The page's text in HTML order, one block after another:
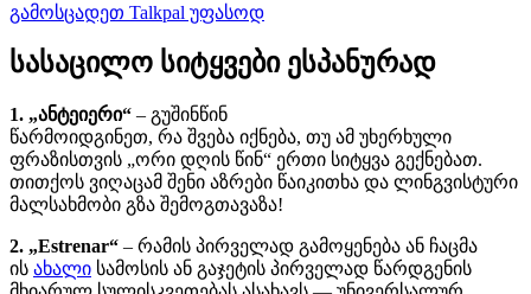
გამოსცადეთ Talkpal უფასოდ
სასაცილო სიტყვები ესპანურად
1. „ანტეიერი“ – გუშინწინ
წარმოიდგინეთ, რა შვება იქნება, თუ ამ უხერხული
ფრაზისთვის „ორი დღის წინ“ ერთი სიტყვა გექნებათ.
თითქოს ვიღაცამ შენი აზრები წაიკითხა და ლინგვისტური
მალსახმობი გზა შემოგთავაზა!
2. „Estrenar“ – რამის პირველად გამოყენება ან ჩაცმა
ის ახალი სამოსის ან გაჯეტის პირველად წარდგენის